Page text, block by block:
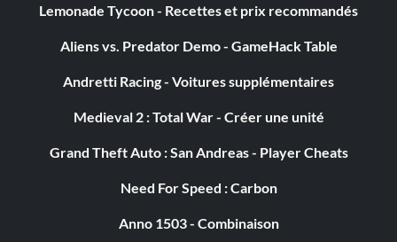
Lemonade Tycoon - Recettes et prix recommandés
Aliens vs. Predator Demo - GameHack Table
Andretti Racing - Voitures supplémentaires
Medieval 2 : Total War - Créer une unité
Grand Theft Auto : San Andreas - Player Cheats
Need For Speed : Carbon
Anno 1503 - Combinaison